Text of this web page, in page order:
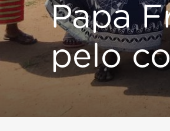
Papa
pelo